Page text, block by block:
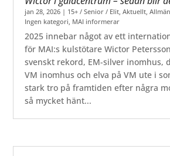
jan 28, 2026 | 15+ / Senior / Elit,Aktuellt,
Ingen kategori, MAI informerar
2025 innebar något av ett
för MAI:s kulstötare Wictor
svenskt rekord, EM-silver inomhus,
VM inomhus och elva på VM ute i
stark tro på framtiden efter några
så mycket hänt...